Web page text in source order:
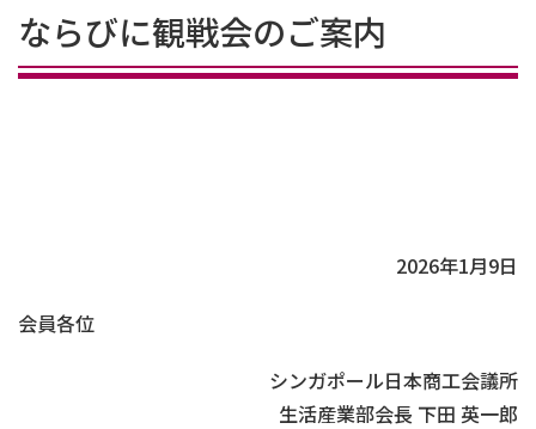
ならびに観戦会のご案内
2026年1月9日
会員各位
シンガポール日本商工会議所
生活産業部会長 下田 英一郎